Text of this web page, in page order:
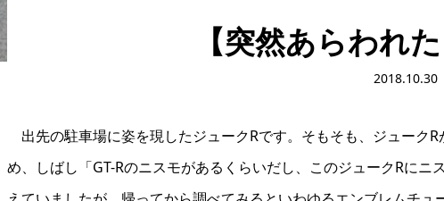
【突然あらわれ
2018.10.30
出先の駐車場に姿を現したジュークRです。そもそも、ジューク
め、しばし「GT-Rのニスモがあるくらいだし、このジュークRに